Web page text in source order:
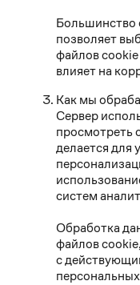
Большинство
позволяет
файлов
влияет на
Как мы
Сервер
просмотреть
делается для
систем
Обработка
файлов
с